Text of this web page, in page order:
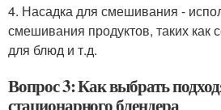
4. Насадка для смешивания -
смешивания продуктов, таких как
для блюд и т.д.
Вопрос 3: Как выбрать
стационарного блендера